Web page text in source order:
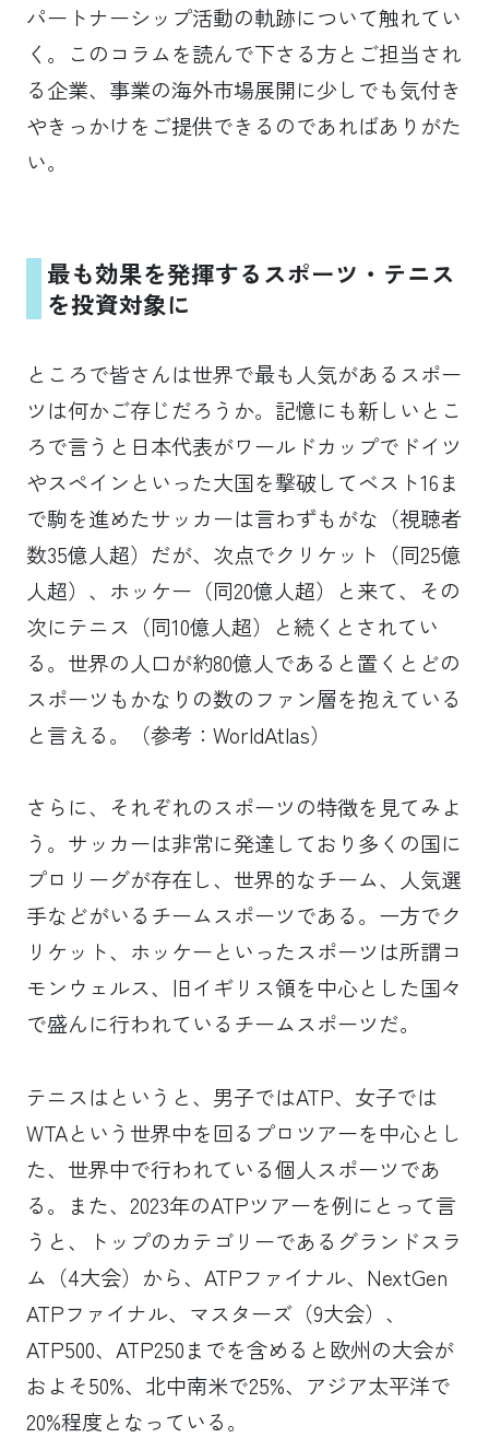
パートナーシップ活動の軌跡について触れてい
く。このコラムを読んで下さる方とご担当され
る企業、事業の海外市場展開に少しでも気付き
やきっかけをご提供できるのであればありがた
い。
最も効果を発揮するスポーツ・テニス
を投資対象に
ところで皆さんは世界で最も人気があるスポー
ツは何かご存じだろうか。記憶にも新しいとこ
ろで言うと日本代表がワールドカップでドイツ
やスペインといった大国を撃破してベスト16ま
で駒を進めたサッカーは言わずもがな（視聴者
数35億人超）だが、次点でクリケット（同25億
人超）、ホッケー（同20億人超）と来て、その
次にテニス（同10億人超）と続くとされてい
る。世界の人口が約80億人であると置くとどの
スポーツもかなりの数のファン層を抱えている
と言える。（参考：WorldAtlas）
さらに、それぞれのスポーツの特徴を見てみよ
う。サッカーは非常に発達しており多くの国に
プロリーグが存在し、世界的なチーム、人気選
手などがいるチームスポーツである。一方でク
リケット、ホッケーといったスポーツは所謂コ
モンウェルス、旧イギリス領を中心とした国々
で盛んに行われているチームスポーツだ。
テニスはというと、男子ではATP、女子では
WTAという世界中を回るプロツアーを中心とし
た、世界中で行われている個人スポーツであ
る。また、2023年のATPツアーを例にとって言
うと、トップのカテゴリーであるグランドスラ
ム（4大会）から、ATPファイナル、NextGen
ATPファイナル、マスターズ（9大会）、
ATP500、ATP250までを含めると欧州の大会が
およそ50%、北中南米で25%、アジア太平洋で
20%程度となっている。